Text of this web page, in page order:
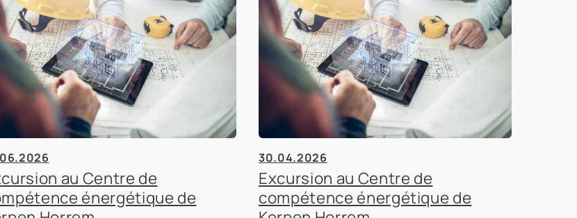
au Centre de
énergétique de
30.04.2026
Excursion au Centre de
compétence énergétique de